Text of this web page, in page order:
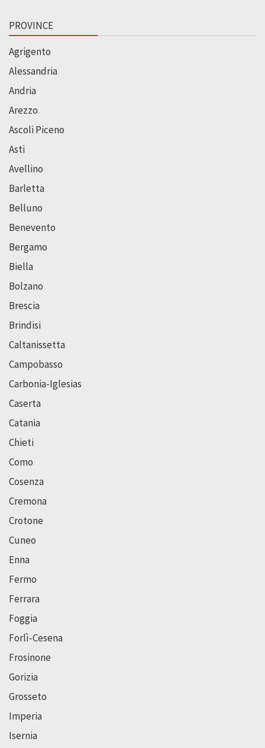
PROVINCE
Agrigento
Alessandria
Andria
Arezzo
Ascoli Piceno
Asti
Avellino
Barletta
Belluno
Benevento
Bergamo
Biella
Bolzano
Brescia
Brindisi
Caltanissetta
Campobasso
Carbonia-Iglesias
Caserta
Catania
Chieti
Como
Cosenza
Cremona
Crotone
Cuneo
Enna
Fermo
Ferrara
Foggia
Forlì-Cesena
Frosinone
Gorizia
Grosseto
Imperia
Isernia